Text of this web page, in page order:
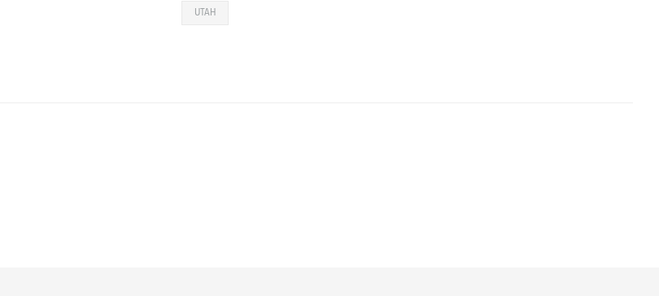
UTAH